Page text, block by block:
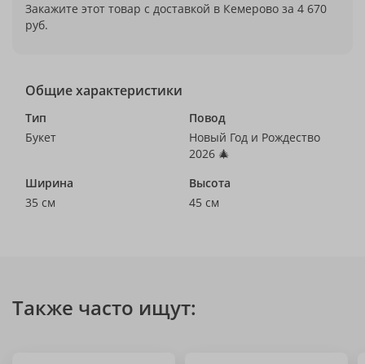
Закажите этот товар с доставкой в Кемерово за 4 670
руб.
Общие характеристики
Тип
Букет
Повод
Новый Год и Рождество
2026 🎄
Ширина
35 см
Высота
45 см
Также часто ищут: